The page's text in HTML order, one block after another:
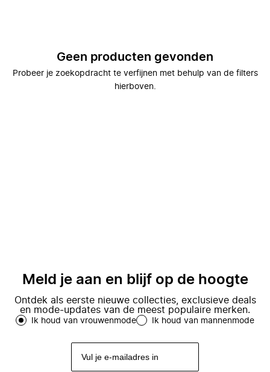
Geen producten gevonden
Probeer je zoekopdracht te verfijnen met behulp van de filters
hierboven.
Meld je aan en blijf op de hoogte
Ontdek als eerste nieuwe collecties, exclusieve deals
en mode-updates van de meest populaire merken.
Ik houd van vrouwenmode Ik houd van mannenmode